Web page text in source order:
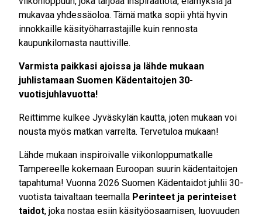
mukavaa yhdessäoloa. Tämä matka sopii yhtä hyvin
innokkaille käsityöharrastajille kuin rennosta
kaupunkilomasta nauttiville.
Varmista paikkasi ajoissa ja lähde mukaan
juhlistamaan Suomen Kädentaitojen 30-
vuotisjuhlavuotta!
Reittimme kulkee Jyväskylän kautta, joten mukaan voi
nousta myös matkan varrelta. Tervetuloa mukaan!
Lähde mukaan inspiroivalle viikonloppumatkalle
Tampereelle kokemaan Euroopan suurin kädentaitojen
tapahtuma! Vuonna 2026 Suomen Kädentaidot juhlii 30-
vuotista taivaltaan teemalla Perinteet ja perinteiset
taidot, joka nostaa esiin käsityöosaamisen, luovuuden